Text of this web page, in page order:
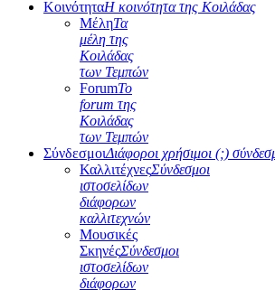
ΚοινότηταΗ κοινότητα της Κοιλάδας
ΜέληΤα
μέλη της
Κοιλάδας
των Τεμπών
ForumΤο
forum της
Κοιλάδας
των Τεμπών
ΣύνδεσμοιΔιάφοροι χρήσιμοι (;)
ΚαλλιτέχνεςΣύνδεσμοι
ιστοσελίδων
διάφορων
καλλιτεχνών
Μουσικές
ΣκηνέςΣύνδεσμοι
ιστοσελίδων
διάφορων